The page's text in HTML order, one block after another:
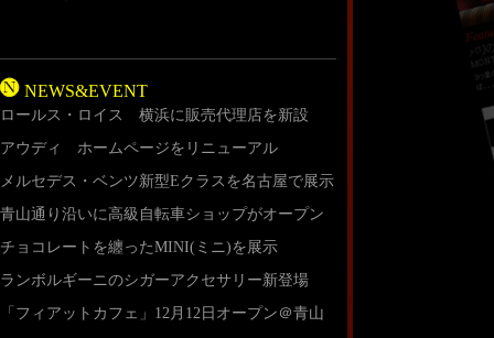
NEWS&EVENT
ロールス・ロイス 横浜に販売代理店を新設
アウディ ホームページをリニューアル
メルセデス・ベンツ新型Eクラスを名古屋で展示
青山通り沿いに高級自転車ショップがオープン
チョコレートを纏ったMINI(ミニ)を展示
ランボルギーニのシガーアクセサリー新登場
「フィアットカフェ」12月12日オープン＠青山